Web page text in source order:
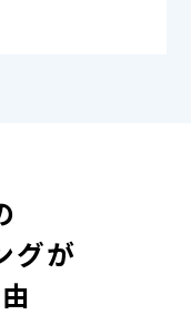
グが